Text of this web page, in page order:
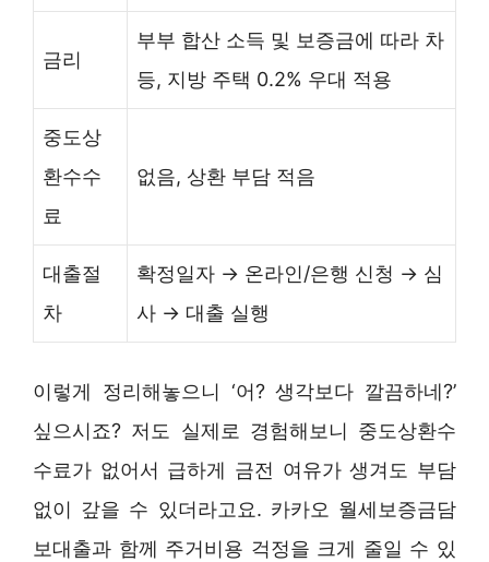
금리
부부 합산 소득 및 보증금에 따라 차
등, 지방 주택 0.2% 우대 적용
중도상
환수수
료
없음, 상환 부담 적음
대출절
차
확정일자 → 온라인/은행 신청 → 심
사 → 대출 실행
이렇게 정리해놓으니 ‘어? 생각보다 깔끔하네?’
싶으시죠? 저도 실제로 경험해보니 중도상환수
수료가 없어서 급하게 금전 여유가 생겨도 부담
없이 갚을 수 있더라고요. 카카오 월세보증금담
보대출과 함께 주거비용 걱정을 크게 줄일 수 있